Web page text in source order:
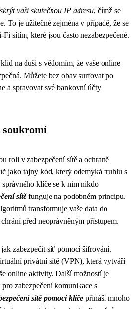
vaši skutečnou IP adresu, čímž se
To je užitečné zejména v případě, že se
sítím, které jsou často nezabezpečené.
na duši s vědomím, že vaše online
Můžete bez obav surfovat po
a spravovat své bankovní účty
roli v zabezpečení sítě a ochraně
jako tajný kód, který odemyká truhlu s
klíče se k nim nikdo
sítěfunguje na podobném principu.
transformuje vaše data do
před neoprávněným přístupem.
zabezpečit síť pomocí šifrování.
privátní sítě (VPN), která vytváří
online aktivity. Další možností je
zabezpečení komunikace s
sítě pomocí klíče přináší mnoho